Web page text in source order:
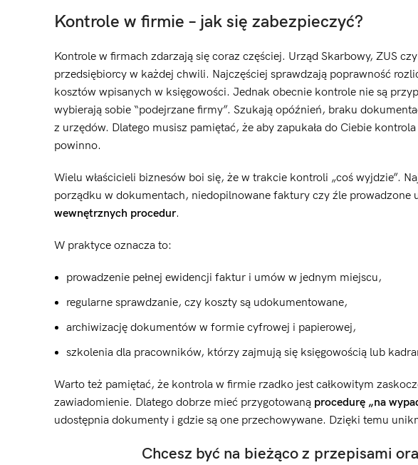
Kontrole w firmie – jak się zabezpieczyć?
Kontrole w firmach zdarzają się coraz częściej. Urząd Skarbowy, ZUS
przedsiębiorcy w każdej chwili. Najczęściej sprawdzają poprawność
kosztów wpisanych w księgowości. Jednak obecnie kontrole nie są
wybierają sobie “podejrzane firmy”. Szukają opóźnień, braku
z urzędów. Dlatego musisz pamiętać, że aby zapukała do Ciebie
powinno.
Wielu właścicieli biznesów boi się, że w trakcie kontroli „coś wyjdzie”.
porządku w dokumentach, niedopilnowane faktury czy źle prowadzone
wewnętrznych procedur.
W praktyce oznacza to:
prowadzenie pełnej ewidencji faktur i umów w jednym miejscu,
regularne sprawdzanie, czy koszty są udokumentowane,
archiwizację dokumentów w formie cyfrowej i papierowej,
szkolenia dla pracowników, którzy zajmują się księgowością lub
Warto też pamiętać, że kontrola w firmie rzadko jest całkowitym
zawiadomienie. Dlatego dobrze mieć przygotowaną procedurę „na
udostępnia dokumenty i gdzie są one przechowywane. Dzięki temu
Chcesz być na bieżąco z przepisami